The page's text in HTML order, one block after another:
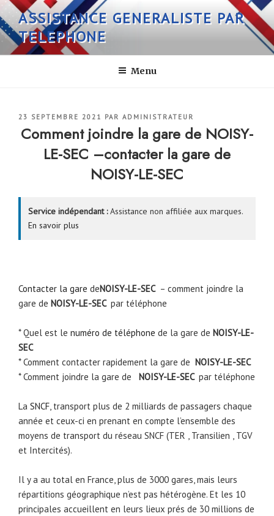
Aller
au
contenu
principal
ASSISTANCE GENERALISTE PAR
TELEPHONE
Menu
PUBLIÉ
LE
23 SEPTEMBRE 2021 PAR ADMINISTRATEUR
Comment joindre la gare de NOISY-
LE-SEC –contacter la gare de
NOISY-LE-SEC
Service indépendant :Assistance non affiliée aux marques.
En savoir plus
Contacter la gare deNOISY-LE-SEC – comment joindre la
gare de NOISY-LE-SEC par téléphone
* Quel est le numéro de téléphone de la gare de NOISY-LE-
SEC
* Comment contacter rapidement la gare de NOISY-LE-SEC
* Comment joindre la gare de
NOISY-LE-SEC par téléphone
La SNCF, transport plus de 2 milliards de passagers chaque
année et ceux-ci en prenant en compte l’ensemble des
moyens de transport du réseau SNCF (TER , Transilien , TGV
et Intercités).
Il y a au total en France, plus de 3000 gares, mais leurs
répartitions géographique n’est pas hétérogène. Et les 10
principales accueillent en leurs lieux prés de 30 millions de